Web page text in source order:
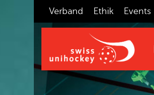
Verband Ethik Events